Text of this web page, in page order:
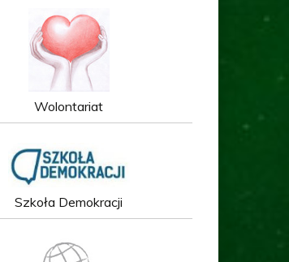
Wolontariat
Szkoła Demokracji